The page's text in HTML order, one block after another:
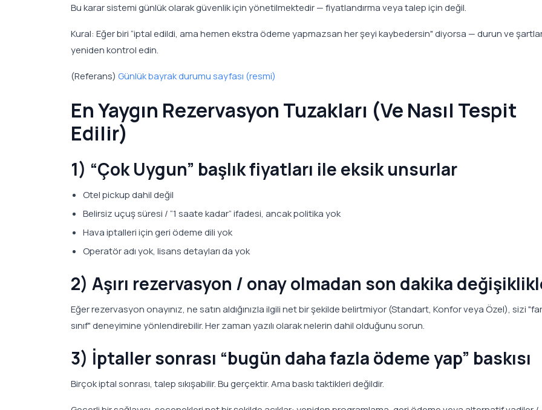
Bu karar sistemi günlük olarak güvenlik için yönetilmektedir — fiyatlandırma veya talep için değil.
Kural: Eğer biri “iptal edildi, ama hemen ekstra ödeme yapmazsan her şeyi kaybedersin" diyorsa — durun ve
yeniden kontrol edin.
(Referans) Günlük bayrak durumu sayfası (resmi)
En Yaygın Rezervasyon Tuzakları (Ve Nasıl Tespit
Edilir)
1) “Çok Uygun” başlık fiyatları ile eksik unsurlar
Otel pickup dahil değil
Belirsiz uçuş süresi / “1 saate kadar” ifadesi, ancak politika yok
Hava iptalleri için geri ödeme dili yok
Operatör adı yok, lisans detayları da yok
2) Aşırı rezervasyon / onay olmadan son dakika
Eğer rezervasyon onayınız, ne satın aldığınızla ilgili net bir şekilde belirtmiyor (Standart, Konfor veya Özel), sizi
sınıf" deneyimine yönlendirebilir. Her zaman yazılı olarak nelerin dahil olduğunu sorun.
3) İptaller sonrası “bugün daha fazla ödeme yap” baskısı
Birçok iptal sonrası, talep sıkışabilir. Bu gerçektir. Ama baskı taktikleri değildir.